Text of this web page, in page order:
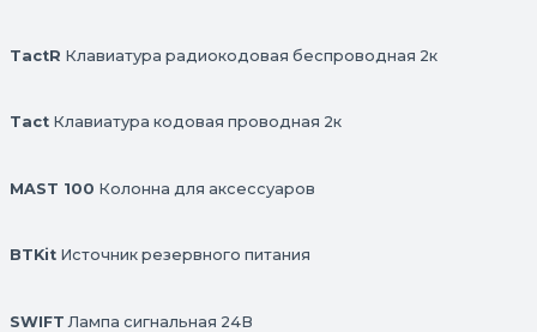
TactR Клавиатура радиокодовая беспроводная 2к
Tact Клавиатура кодовая проводная 2к
MAST 100 Колонна для аксессуаров
BTKit Источник резервного питания
SWIFT Лампа сигнальная 24В